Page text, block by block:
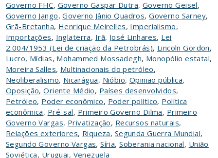
Governo FHC, Governo Gaspar Dutra, Governo Geisel,
Governo Jango,Governo Jânio Quadros,Governo Sarney,
Grã-Bretanha, Henrique Meirelles, Imperialismo,
Importações, Inglaterra, Irã, José Linhares, Lei
2.004/1953 (Lei de criação da Petrobrás), Lincoln Gordon,
Lucro, Mídias, Mohammed Mossadegh, Monopólio estatal,
Moreira Salles, Multinacionais do petróleo,
Neoliberalismo, Nicarágua, Nióbio, Opinião pública,
Oposição,Oriente Médio, Países desenvolvidos,
Petróleo, Poder econômico, Poder político, Política
econômica, Pré-sal, Primeiro Governo Dilma, Primeiro
Governo Vargas, Privatização, Recursos naturais,
Relações exteriores, Riqueza, Segunda Guerra Mundial,
Segundo Governo Vargas,Síria,Soberania nacional, União
Soviética, Uruguai, Venezuela